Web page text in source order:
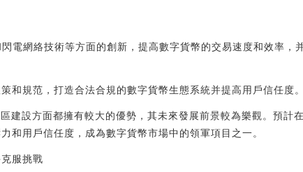
電網絡技術等方面的創新，提高數字貨幣的交易速度和效率，
和規范，打造合法合規的數字貨幣生態系統并提高用戶信任度。
建設方面都擁有較大的優勢，其未來發展前景較為樂觀。預計
和用戶信任度，成為數字貨幣市場中的領軍項目之一。
服挑戰